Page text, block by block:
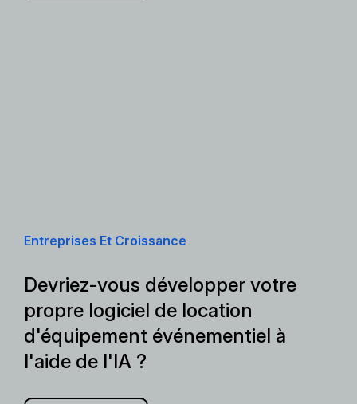
Entreprises Et Croissance
Devriez-vous développer votre
propre logiciel de location
d'équipement événementiel à
l'aide de l'IA ?